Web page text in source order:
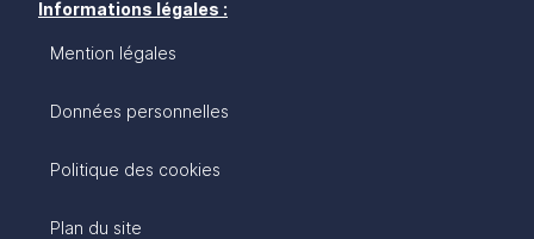
Informations légales :
Mention légales
Données personnelles
Politique des cookies
Plan du site